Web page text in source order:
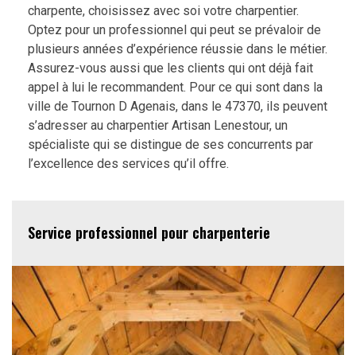
charpente, choisissez avec soi votre charpentier.
Optez pour un professionnel qui peut se prévaloir de
plusieurs années d’expérience réussie dans le métier.
Assurez-vous aussi que les clients qui ont déjà fait
appel à lui le recommandent. Pour ce qui sont dans la
ville de Tournon D Agenais, dans le 47370, ils peuvent
s’adresser au charpentier Artisan Lenestour, un
spécialiste qui se distingue de ses concurrents par
l’excellence des services qu’il offre.
Service professionnel pour charpenterie